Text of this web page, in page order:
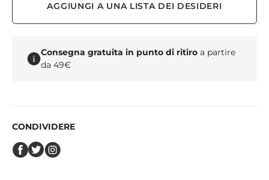
AGGIUNGI A UNA LISTA DEI DESIDERI
Consegna gratuita in punto di ritiro a partire
da 49€
CONDIVIDERE